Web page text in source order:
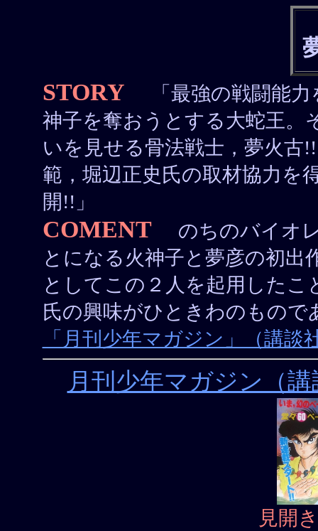
STORY
「最強の戦闘能力
神子を奪おうとする大蛇王。
いを見せる骨法戦士，夢火古
範，堀辺正史氏の取材協力を
開!!」
COMENT
のちのバイオ
とになる火神子と夢彦の初出
としてこの２人を起用した
氏の興味がひときわのもの
「月刊少年マガジン」（講談
月刊少年マガジン（講
見開